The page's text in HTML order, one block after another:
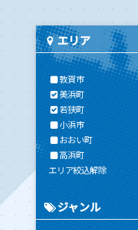
エリア
敦賀市
美浜町
若狭町
小浜市
おおい町
高浜町
エリア絞込解除
ジャンル